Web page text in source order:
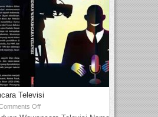
Televisi
Off